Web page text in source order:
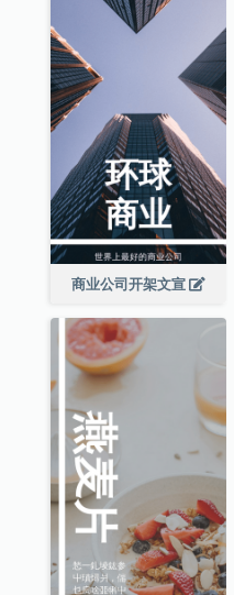
商业公司开架文宣